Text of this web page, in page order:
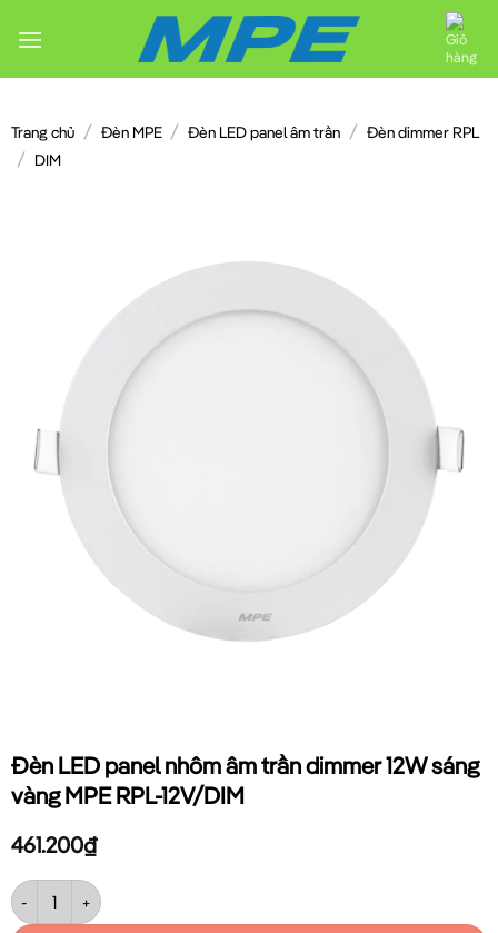
đến
Trang chủ / Đèn MPE / Đèn LED panel âm trần / Đèn dimmer RPL
/ DIM
Đèn LED panel nhôm âm trần dimmer 12W sáng
vàng MPE RPL-12V/DIM
461.200₫
Đèn LED panel nhôm âm trần dimmer 12W sáng vàng MPE RPL-12V/